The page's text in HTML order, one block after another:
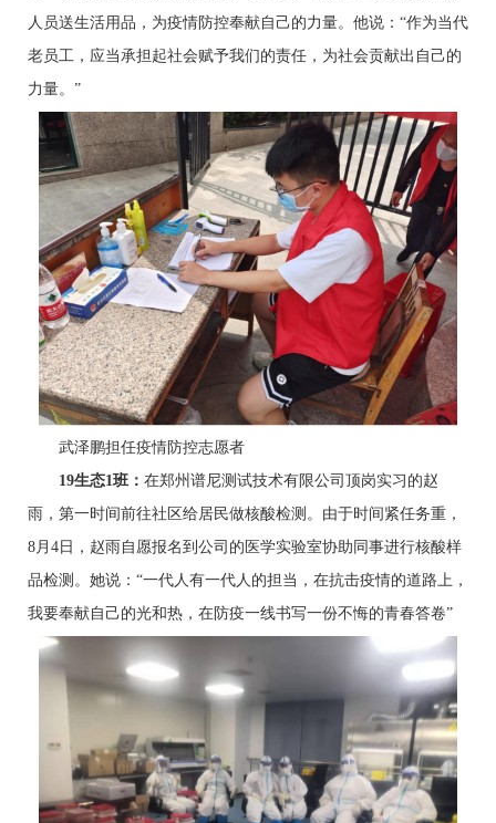
人员送生活用品，为疫情防控奉献自己的力量。他说：“作为当代
老员工，应当承担起社会赋予我们的责任，为社会贡献出自己的
力量。”
武泽鹏担任疫情防控志愿者
19生态1班： 在郑州谱尼测试技术有限公司顶岗实习的赵
雨，第一时间前往社区给居民做核酸检测。由于时间紧任务重，
8月4日，赵雨自愿报名到公司的医学实验室协助同事进行核酸样
品检测。她说：“一代人有一代人的担当，在抗击疫情的道路上，
我要奉献自己的光和热，在防疫一线书写一份不悔的青春答卷”